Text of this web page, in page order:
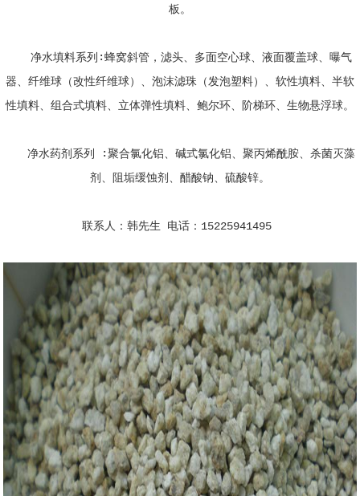
板。
净水填料系列∶蜂窝斜管，滤头、多面空心球、液面覆盖球、曝气
器、纤维球（改性纤维球）、泡沫滤珠（发泡塑料）、软性填料、半软
性填料、组合式填料、立体弹性填料、鲍尔环、阶梯环、生物悬浮球。
净水药剂系列 ∶聚合氯化铝、碱式氯化铝、聚丙烯酰胺、杀菌灭藻
剂、阻垢缓蚀剂、醋酸钠、硫酸锌。
联系人：韩先生 电话：15225941495